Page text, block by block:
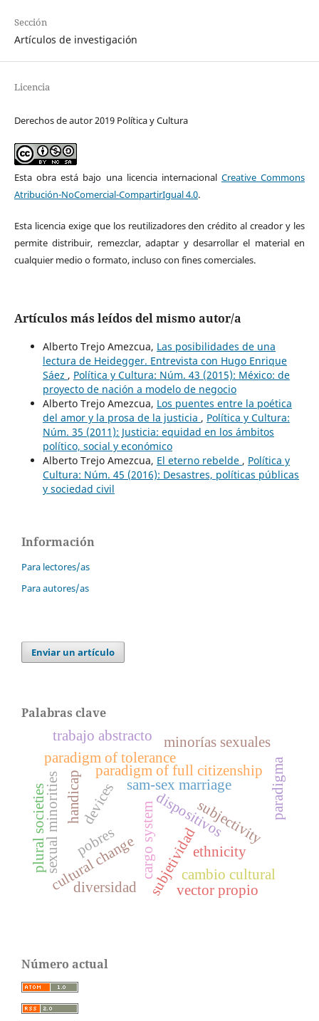
Sección
Artículos de investigación
Licencia
Derechos de autor 2019 Política y Cultura
Esta obra está bajo una licencia internacional Creative Commons
Atribución-NoComercial-CompartirIgual 4.0.
Esta licencia exige que los reutilizadores den crédito al creador y les
permite distribuir, remezclar, adaptar y desarrollar el material en
cualquier medio o formato, incluso con fines comerciales.
Artículos más leídos del mismo autor/a
Alberto Trejo Amezcua, Las posibilidades de una
lectura de Heidegger. Entrevista con Hugo Enrique
Sáez , Política y Cultura: Núm. 43 (2015): México: de
proyecto de nación a modelo de negocio
Alberto Trejo Amezcua, Los puentes entre la poética
del amor y la prosa de la justicia , Política y Cultura:
Núm. 35 (2011): Justicia: equidad en los ámbitos
político, social y económico
Alberto Trejo Amezcua, El eterno rebelde , Política y
Cultura: Núm. 45 (2016): Desastres, políticas públicas
y sociedad civil
Información
Para lectores/as
Para autores/as
Enviar un artículo
Palabras clave
cargo systemdispositivos
pobres subjectivity
subjetividad
sam-sex marriage
paradigm of full citizenship
paradigm of tolerance
sexual minorities
minorías sexuales
cultural change
devices
ethnicity
cambio cultural
paradigma
plural societies
vector propio
trabajo abstracto
handicap
diversidad
Número actual